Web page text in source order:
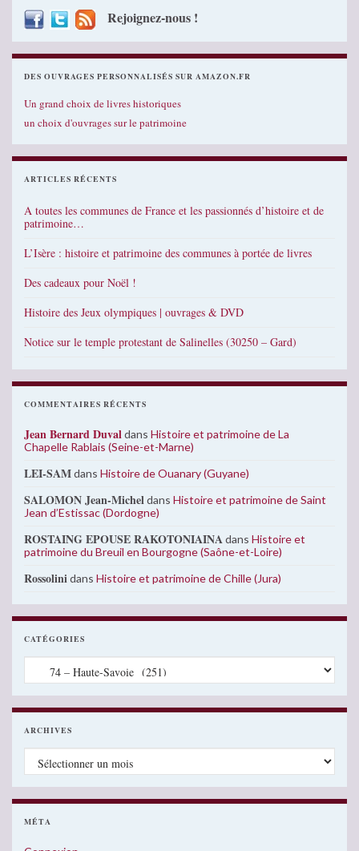
Rejoignez-nous !
DES OUVRAGES PERSONNALISÉS SUR AMAZON.FR
Un grand choix de livres historiques
un choix d'ouvrages sur le patrimoine
ARTICLES RÉCENTS
A toutes les communes de France et les passionnés d’histoire et de
patrimoine…
L’Isère : histoire et patrimoine des communes à portée de livres
Des cadeaux pour Noël !
Histoire des Jeux olympiques | ouvrages & DVD
Notice sur le temple protestant de Salinelles (30250 – Gard)
COMMENTAIRES RÉCENTS
Jean Bernard Duvaldans Histoire et patrimoine de La
Chapelle Rablais (Seine-et-Marne)
LEI-SAMdans Histoire de Ouanary (Guyane)
SALOMON Jean-Micheldans Histoire et patrimoine de Saint
Jean d’Estissac (Dordogne)
ROSTAING EPOUSE RAKOTONIAINAdans Histoire et
patrimoine du Breuil en Bourgogne (Saône-et-Loire)
Rossolinidans Histoire et patrimoine de Chille (Jura)
CATÉGORIES
Catégories
ARCHIVES
Archives
MÉTA